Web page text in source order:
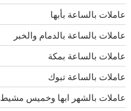
عاملات بالساعة بأبها
عاملات بالساعة بالدمام والخبر
عاملات بالساعة بمكة
عاملات بالساعة تبوك
عاملات بالشهر ابها وخميس مشيط